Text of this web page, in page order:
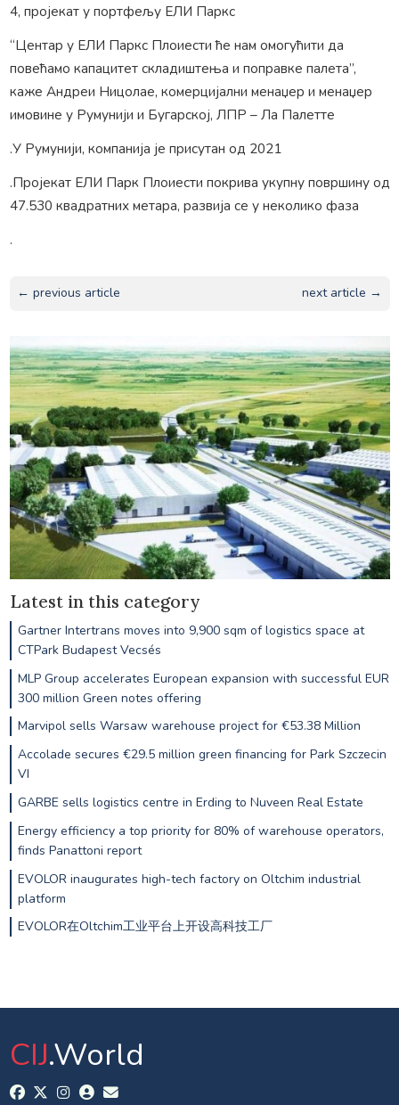
4, пројекат у портфељу ЕЛИ Паркс
“Центар у ЕЛИ Паркс Плоиести ће нам омогућити да
повећамо капацитет складиштења и поправке палета”,
каже Андреи Ницолае, комерцијални менаџер и менаџер
имовине у Румунији и Бугарској, ЛПР – Ла Палетте
.У Румунији, компанија је присутан од 2021
.Пројекат ЕЛИ Парк Плоиести покрива укупну површину од
47.530 квадратних метара, развија се у неколико фаза
.
← previous article next article →
Latest in this category
Gartner Intertrans moves into 9,900 sqm of logistics space at
CTPark Budapest Vecsés
MLP Group accelerates European expansion with successful EUR
300 million Green notes offering
Marvipol sells Warsaw warehouse project for €53.38 Million
Accolade secures €29.5 million green financing for Park Szczecin
VI
GARBE sells logistics centre in Erding to Nuveen Real Estate
Energy efficiency a top priority for 80% of warehouse operators,
finds Panattoni report
EVOLOR inaugurates high-tech factory on Oltchim industrial
platform
EVOLOR在Oltchim工业平台上开设高科技工厂
CIJ.World